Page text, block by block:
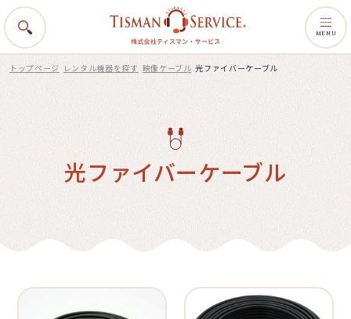
MENU
トップページ レンタル機器を探す 映像ケーブル 光ファイバーケーブル
光ファイバーケーブル